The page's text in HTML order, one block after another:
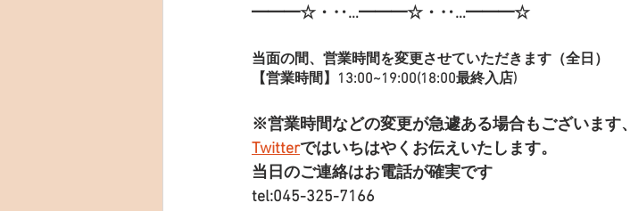
━━━☆・‥…━━━☆・‥…━━━☆
当面の間、営業時間を変更させていただきます（全日）
【営業時間】13:00~19:00(18:00最終入店)
※営業時間などの変更が急遽ある場合もございます、
Twitterではいちはやくお伝えいたします。
当日のご連絡はお電話が確実です
tel:045-325-7166